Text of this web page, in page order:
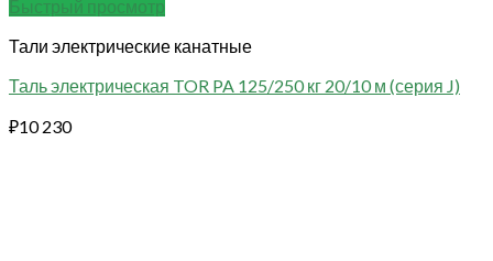
Быстрый просмотр
Тали электрические канатные
Таль электрическая TOR PA 125/250 кг 20/10 м (серия J)
₽10 230